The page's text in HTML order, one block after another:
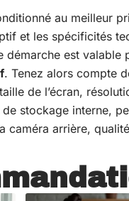
au meilleur
et les spécificités
est valable
. Tenez alors compte
de l’écran,
stockage interne,
caméra arrière,